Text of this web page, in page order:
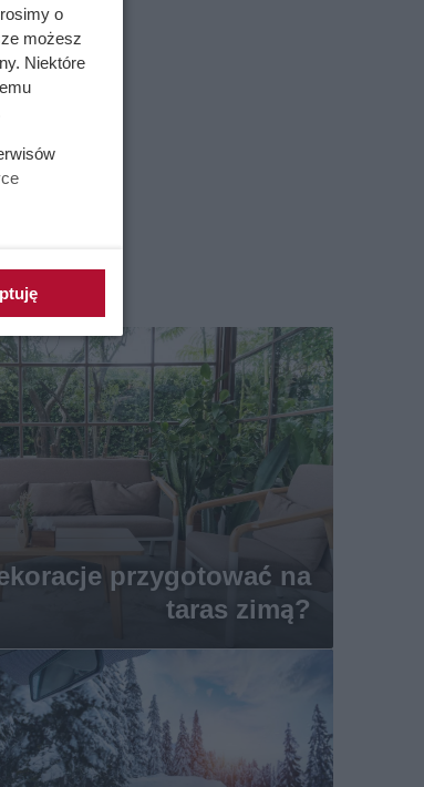
przygotować na
taras zimą?
o
możesz
Niektóre